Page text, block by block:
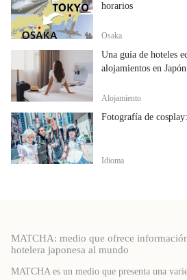
horarios
Osaka
Una guía de hoteles
alojamientos en
Alojamiento
Fotografía de
Idioma
MATCHA: medio que ofrece
hotelera japonesa al mundo
MATCHA es un medio que presenta una